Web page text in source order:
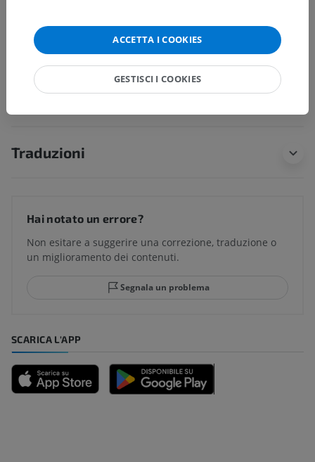
Anatomia umana 1
Neuroanatomia umana
Traduzioni
Hai notato un errore?
Non esitare a suggerire una correzione, traduzione o
un miglioramento dei contenuti.
Segnala un problema
SCARICA L'APP
ACCETTA I COOKIES
GESTISCI I COOKIES